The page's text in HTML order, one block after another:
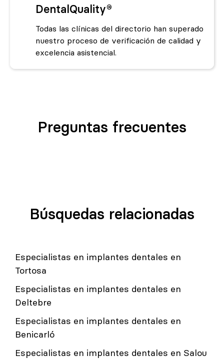
DentalQuality®
Todas las clínicas del directorio han superado
nuestro proceso de verificación de calidad y
excelencia asistencial.
Preguntas frecuentes
Búsquedas relacionadas
Especialistas en implantes dentales en
Tortosa
Especialistas en implantes dentales en
Deltebre
Especialistas en implantes dentales en
Benicarló
Especialistas en implantes dentales en Salou